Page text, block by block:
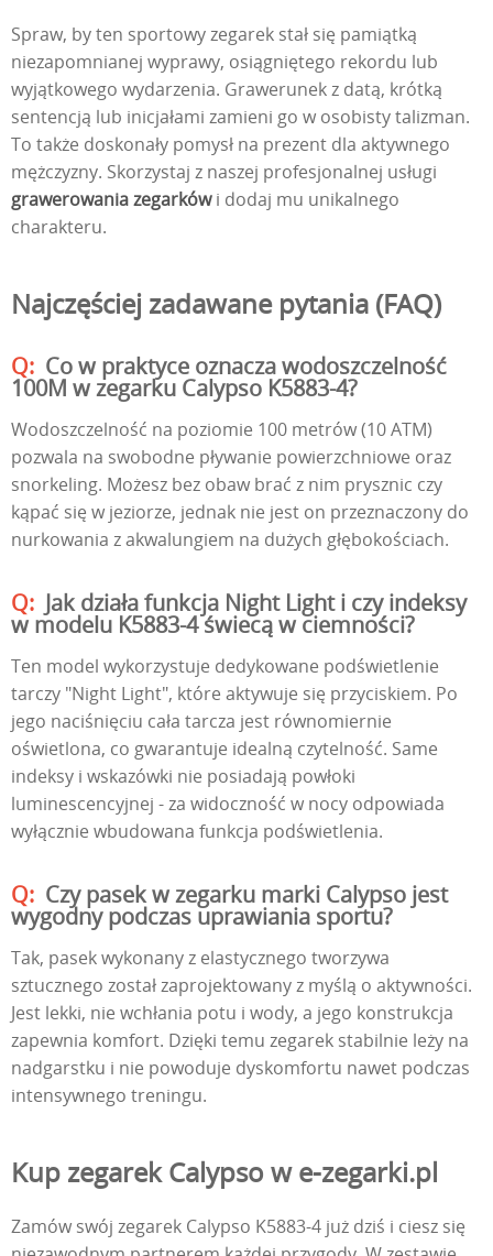
Spraw, by ten sportowy zegarek stał się pamiątką
niezapomnianej wyprawy, osiągniętego rekordu lub
wyjątkowego wydarzenia. Grawerunek z datą, krótką
sentencją lub inicjałami zamieni go w osobisty talizman.
To także doskonały pomysł na prezent dla aktywnego
mężczyzny. Skorzystaj z naszej profesjonalnej usługi
grawerowania zegarkówi dodaj mu unikalnego
charakteru.
Najczęściej zadawane pytania (FAQ)
Co w praktyce oznacza wodoszczelność
100M w zegarku Calypso K5883-4?
Wodoszczelność na poziomie 100 metrów (10 ATM)
pozwala na swobodne pływanie powierzchniowe oraz
snorkeling. Możesz bez obaw brać z nim prysznic czy
kąpać się w jeziorze, jednak nie jest on przeznaczony do
nurkowania z akwalungiem na dużych głębokościach.
Jak działa funkcja Night Light i czy indeksy
w modelu K5883-4 świecą w ciemności?
Ten model wykorzystuje dedykowane podświetlenie
tarczy "Night Light", które aktywuje się przyciskiem. Po
jego naciśnięciu cała tarcza jest równomiernie
oświetlona, co gwarantuje idealną czytelność. Same
indeksy i wskazówki nie posiadają powłoki
luminescencyjnej - za widoczność w nocy odpowiada
wyłącznie wbudowana funkcja podświetlenia.
Czy pasek w zegarku marki Calypso jest
wygodny podczas uprawiania sportu?
Tak, pasek wykonany z elastycznego tworzywa
sztucznego został zaprojektowany z myślą o aktywności.
Jest lekki, nie wchłania potu i wody, a jego konstrukcja
zapewnia komfort. Dzięki temu zegarek stabilnie leży na
nadgarstku i nie powoduje dyskomfortu nawet podczas
intensywnego treningu.
Kup zegarek Calypso w e-zegarki.pl
Zamów swój zegarek Calypso K5883-4 już dziś i ciesz się